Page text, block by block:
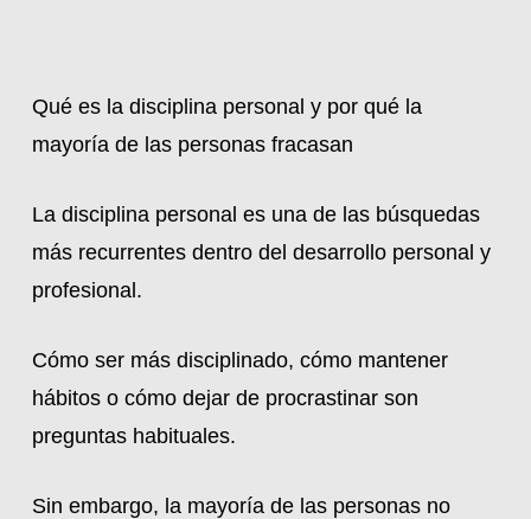
Qué es la disciplina personal y por qué la
mayoría de las personas fracasan
La disciplina personal es una de las búsquedas
más recurrentes dentro del desarrollo personal y
profesional.
Cómo ser más disciplinado, cómo mantener
hábitos o cómo dejar de procrastinar son
preguntas habituales.
Sin embargo, la mayoría de las personas no